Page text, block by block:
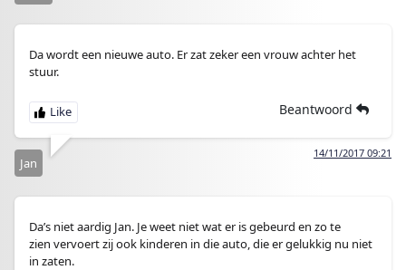
Da wordt een nieuwe auto. Er zat zeker een vrouw achter het
stuur.
Beantwoord
14/11/2017 09:21
Jan
Da’s niet aardig Jan. Je weet niet wat er is gebeurd en zo te
zien vervoert zij ook kinderen in die auto, die er gelukkig nu niet
in zaten.